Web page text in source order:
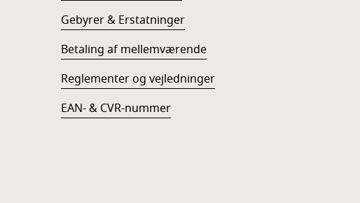
Gebyrer & Erstatninger
Betaling af mellemværende
Reglementer og vejledninger
EAN- & CVR-nummer